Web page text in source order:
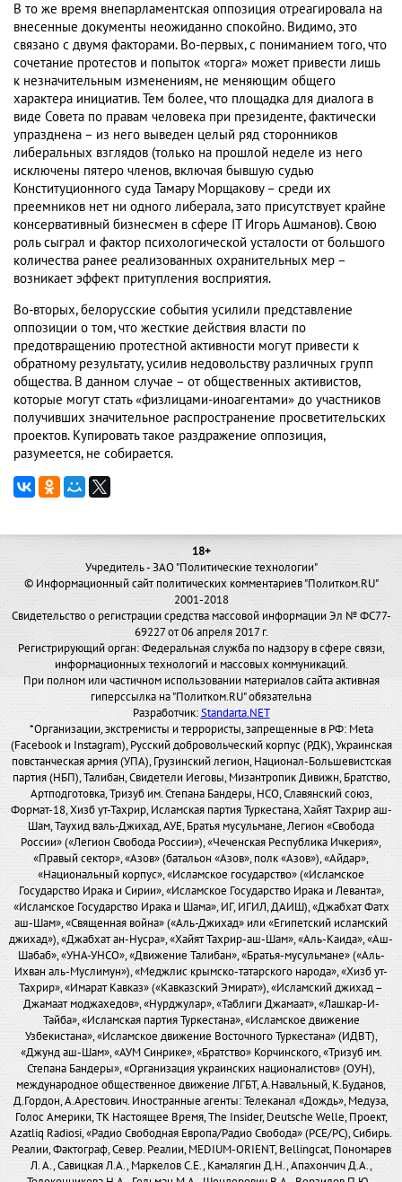
В то же время внепарламентская оппозиция отреагировала на
внесенные документы неожиданно спокойно. Видимо, это
связано с двумя факторами. Во-первых, с пониманием того, что
сочетание протестов и попыток «торга» может привести лишь
к незначительным изменениям, не меняющим общего
характера инициатив. Тем более, что площадка для диалога в
виде Совета по правам человека при президенте, фактически
упразднена – из него выведен целый ряд сторонников
либеральных взглядов (только на прошлой неделе из него
исключены пятеро членов, включая бывшую судью
Конституционного суда Тамару Морщакову – среди их
преемников нет ни одного либерала, зато присутствует крайне
консервативный бизнесмен в сфере IT Игорь Ашманов). Свою
роль сыграл и фактор психологической усталости от большого
количества ранее реализованных охранительных мер –
возникает эффект притупления восприятия.
Во-вторых, белорусские события усилили представление
оппозиции о том, что жесткие действия власти по
предотвращению протестной активности могут привести к
обратному результату, усилив недовольству различных групп
общества. В данном случае – от общественных активистов,
которые могут стать «физлицами-иноагентами» до участников
получивших значительное распространение просветительских
проектов. Купировать такое раздражение оппозиция,
разумеется, не собирается.
18+
Учредитель - ЗАО "Политические технологии"
© Информационный сайт политических комментариев "Политком.RU"
2001-2018
Свидетельство о регистрации средства массовой информации Эл № ФС77-
69227 от 06 апреля 2017 г.
Регистрирующий орган: Федеральная служба по надзору в сфере связи,
информационных технологий и массовых коммуникаций.
При полном или частичном использовании материалов сайта активная
гиперссылка на "Политком.RU" обязательна
Разработчик:Standarta.NET
*Организации, экстремисты и террористы, запрещенные в РФ: Meta
(Facebook и Instagram), Русский добровольческий корпус (РДК), Украинская
повстанческая армия (УПА), Грузинский легион, Национал-Большевистская
партия (НБП), Талибан, Свидетели Иеговы, Мизантропик Дивижн, Братство,
Артподготовка, Тризуб им. Степана Бандеры, НСО, Славянский союз,
Формат-18, Хизб ут-Тахрир, Исламская партия Туркестана, Хайят Тахрир аш-
Шам, Таухид валь-Джихад, АУЕ, Братья мусульмане, Легион «Свобода
России» («Легион Свобода России»), «Чеченская Республика Ичкерия»,
«Правый сектор», «Азов» (батальон «Азов», полк «Азов»), «Айдар»,
«Национальный корпус», «Исламское государство» («Исламское
Государство Ирака и Сирии», «Исламское Государство Ирака и Леванта»,
«Исламское Государство Ирака и Шама», ИГ, ИГИЛ, ДАИШ), «Джабхат Фатх
аш-Шам», «Священная война» («Аль-Джихад» или «Египетский исламский
джихад»), «Джабхат ан-Нусра», «Хайят Тахрир-аш-Шам», «Аль-Каида», «Аш-
Шабаб», «УНА-УНСО», «Движение Талибан», «Братья-мусульмане» («Аль-
Ихван аль-Муслимун»), «Меджлис крымско-татарского народа», «Хизб ут-
Тахрир», «Имарат Кавказ» («Кавказский Эмират»), «Исламский джихад –
Джамаат моджахедов», «Нурджулар», «Таблиги Джамаат», «Лашкар-И-
Тайба», «Исламская партия Туркестана», «Исламское движение
Узбекистана», «Исламское движение Восточного Туркестана» (ИДВТ),
«Джунд аш-Шам», «АУМ Синрике», «Братство» Корчинского, «Тризуб им.
Степана Бандеры», «Организация украинских националистов» (ОУН),
международное общественное движение ЛГБТ, А.Навальный, К.Буданов,
Д.Гордон, А.Арестович. Иностранные агенты: Телеканал «Дождь», Медуза,
Голос Америки, ТК Настоящее Время, The Insider, Deutsche Welle, Проект,
Azatliq Radiosi, «Радио Свободная Европа/Радио Свобода» (PCE/PC), Сибирь.
Реалии, Фактограф, Север. Реалии, MEDIUM-ORIENT, Bellingcat, Пономарев
Л. А., Савицкая Л.А., Маркелов С.Е., Камалягин Д.Н., Апахончич Д.А.,